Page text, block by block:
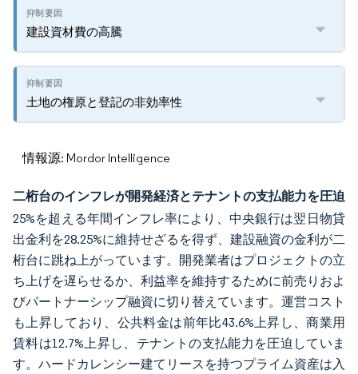
建設資材費の高騰
土地の権原と登記の非効率性
情報源: Mordor Intelligence
二桁台のインフレが開発経済とテナントの支払能力を圧迫
25%を超える年間インフレ率により、中央銀行は翌日物貸
出金利を28.25%に維持せざるを得ず、建設融資の金利が二
桁台に跳ね上がっています。開発業者はプロジェクトの立
ち上げを遅らせるか、利益率を維持するために前売りおよ
びパートナーシップ融資に切り替えています。運営コスト
も上昇しており、公共料金は前年比43.6%上昇し、商業用
賃料は12.7%上昇し、テナントの支払能力を圧迫していま
す。ハードカレンシー建てリースを持つプライム資産は入